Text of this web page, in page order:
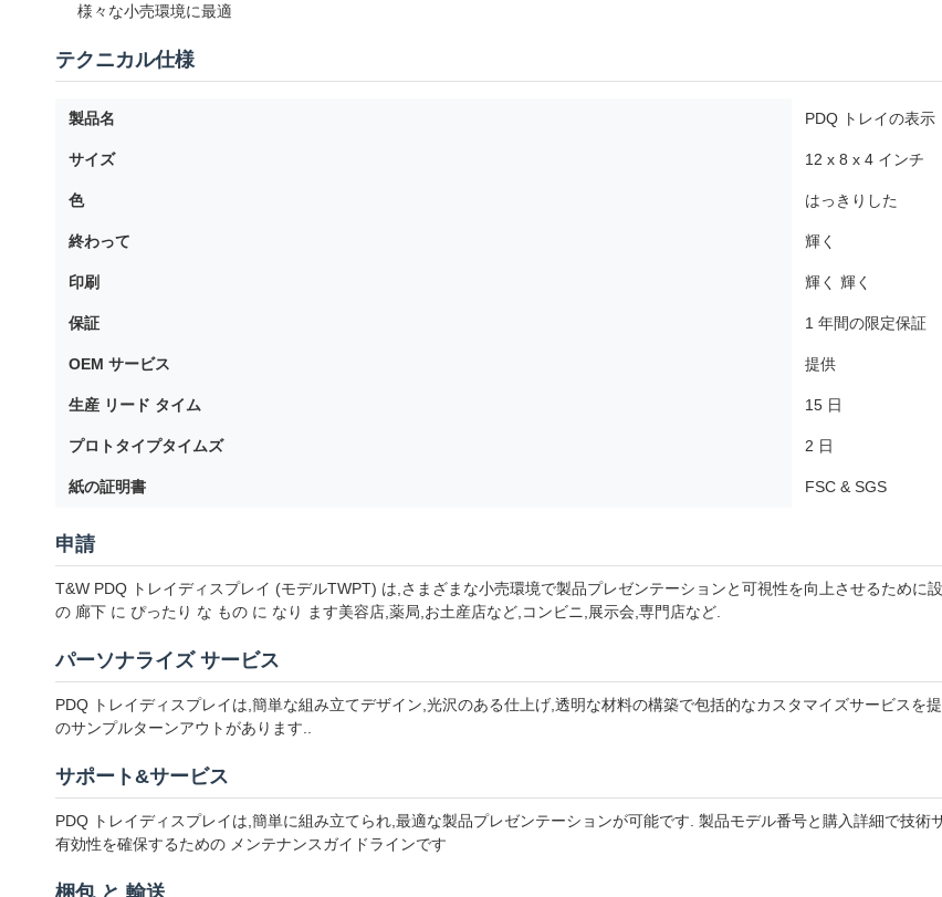
様々な小売環境に最適
テクニカル仕様
製品名 PDQ トレイの表示
サイズ 12 x 8 x 4 インチ
色 はっきりした
終わって 輝く
印刷 輝く 輝く
保証 1 年間の限定保証
OEM サービス 提供
生産 リード タイム 15 日
プロトタイプタイムズ 2 日
紙の証明書 FSC & SGS
申請
T&W PDQ トレイディスプレイ (モデルTWPT) は,さまざまな小売環境で製品プレゼンテーションと可視性を向上させるため
の 廊下 に ぴったり な もの に なり ます美容店,薬局,お土産店など,コンビニ,展示会,専門店など.
パーソナライズ サービス
PDQ トレイディスプレイは,簡単な組み立てデザイン,光沢のある仕上げ,透明な材料の構築で包括的なカスタマイズサービスを
のサンプルターンアウトがあります..
サポート&サービス
PDQ トレイディスプレイは,簡単に組み立てられ,最適な製品プレゼンテーションが可能です. 製品モデル番号と購入詳細で技
有効性を確保するための メンテナンスガイドラインです
梱包 と 輸送